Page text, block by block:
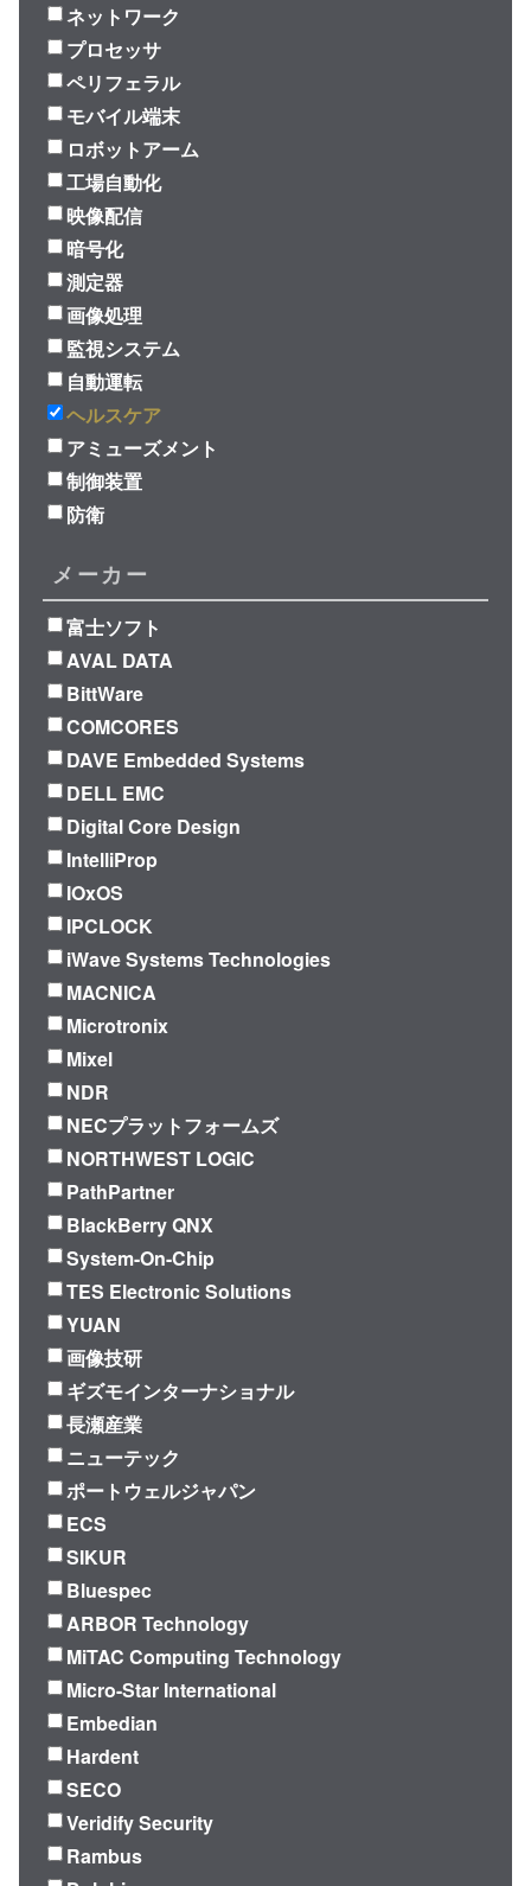
ネットワーク
プロセッサ
ペリフェラル
モバイル端末
ロボットアーム
工場自動化
映像配信
暗号化
測定器
画像処理
監視システム
自動運転
ヘルスケア
アミューズメント
制御装置
防衛
メーカー
富士ソフト
AVAL DATA
BittWare
COMCORES
DAVE Embedded Systems
DELL EMC
Digital Core Design
IntelliProp
IOxOS
IPCLOCK
iWave Systems Technologies
MACNICA
Microtronix
Mixel
NDR
NECプラットフォームズ
NORTHWEST LOGIC
PathPartner
BlackBerry QNX
System-On-Chip
TES Electronic Solutions
YUAN
画像技研
ギズモインターナショナル
長瀬産業
ニューテック
ポートウェルジャパン
ECS
SIKUR
Bluespec
ARBOR Technology
MiTAC Computing Technology
Micro-Star International
Embedian
Hardent
SECO
Veridify Security
Rambus